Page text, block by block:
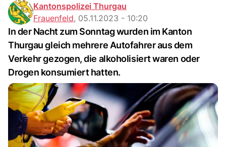
Kantonspolizei Thurgau
Frauenfeld, 05.11.2023 - 10:20
In der Nacht zum Sonntag wurden im Kanton
Thurgau gleich mehrere Autofahrer aus dem
Verkehr gezogen, die alkoholisiert waren oder
Drogen konsumiert hatten.